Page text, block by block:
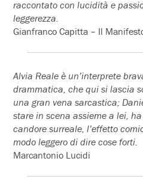
raccontato con lucidità e
leggerezza.
Gianfranco Capitta – Il
Alvia Reale è un’interprete
drammatica, che qui si lascia
una gran vena sarcastica;
stare in scena assieme a lei,
candore surreale, l’effetto
modo leggero di dire cose forti.
Marcantonio Lucidi